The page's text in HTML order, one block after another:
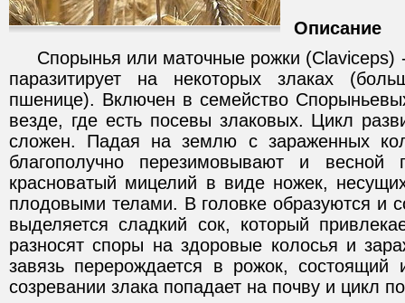
Описание
Спорынья или маточные рожки (Claviceps) -
паразитирует на некоторых злаках
пшенице). Включен в семейство
везде, где есть посевы злаковых. Цикл
сложен. Падая на землю с зараженных
благополучно перезимовывают и весной
красноватый мицелий в виде ножек,
плодовыми телами. В головке образуются и
выделяется сладкий сок, который
разносят споры на здоровые колосья и
завязь перерождается в рожок,
созревании злака попадает на почву и цикл